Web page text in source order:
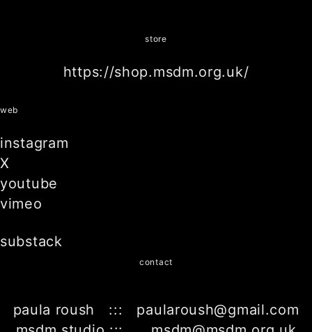
store
https://shop.msdm.org.uk/
web
instagram
X
youtube
vimeo
substack
contact
paula roush ::: paularoush@gmail.com